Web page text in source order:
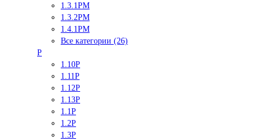
1.3.1PM
1.3.2PM
1.4.1PM
Все категории (26)
P
1.10P
1.11P
1.12P
1.13P
1.1P
1.2P
1.3P